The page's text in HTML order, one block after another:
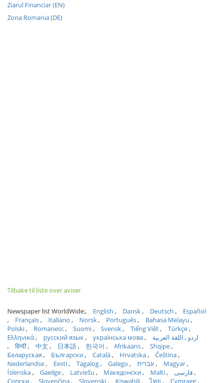
Ziarul Financiar (EN)
Zona Romania (DE)
Tilbake til liste over aviser
Newspaper list WorldWide: English Dansk Deutsch
Español
Français
Italiano Norsk Português
Bahasa Melayu
Polski
Romanesc Suomi Svensk Tiếng Việt
Türkçe
Ελληνικά
русский язык українська мова اردو
اللغة العربية
हिन्दी
中文 日本語 한국어 Afrikaans
Shqipe
Беларуская
Български Català Hrvatska
Čeština
Nederlandse
Eesti Tagalog Galego עברית
Magyar
Íslenska
Gaeilge Latviešu Македонски Malti
فارسی
Српски
Slovenčina Slovenski Kiswahili ไทย Cymraeg